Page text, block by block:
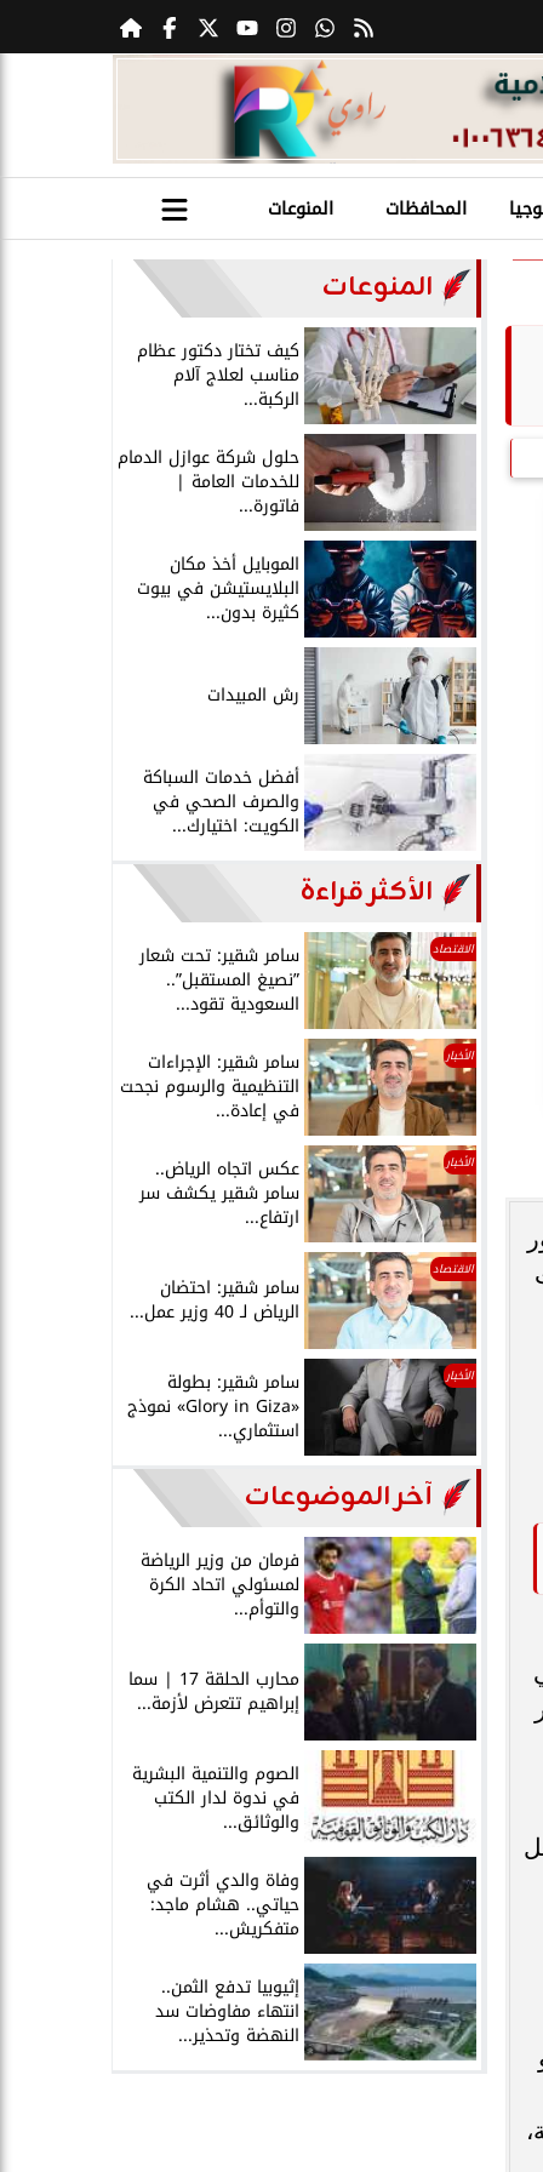
المحافظات المنوعات
المنوعات
كيف تختار دكتور عظام
مناسب لعلاج آلام
الركبة...
حلول شركة عوازل الدمام
للخدمات العامة |
فاتورة...
الموبايل أخذ مكان
البلايستيشن في بيوت
كثيرة بدون...
رش المبيدات
أفضل خدمات السباكة
والصرف الصحي في
الكويت: اختيارك...
الأكثر قراءة
الاقتصاد سامر شقير: تحت شعار
”نصيغ المستقبل”..
السعودية تقود...
الأخبار سامر شقير: الإجراءات
التنظيمية والرسوم نجحت
في إعادة...
الأخبار عكس اتجاه الرياض..
سامر شقير يكشف سر
ارتفاع...
الاقتصاد
سامر شقير: احتضان
الرياض لـ 40 وزير عمل...
الأخبار سامر شقير: بطولة
«Glory in Giza» نموذج
استثماري...
آخر الموضوعات
فرمان من وزير الرياضة
لمسئولي اتحاد الكرة
والتوأم...
محارب الحلقة 17 | سما
إبراهيم تتعرض لأزمة...
الصوم والتنمية البشرية
في ندوة لدار الكتب
والوثائق...
وفاة والدي أثرت في
حياتي.. هشام ماجد:
متفكريش...
إثيوبيا تدفع الثمن..
انتهاء مفاوضات سد
النهضة وتحذير...